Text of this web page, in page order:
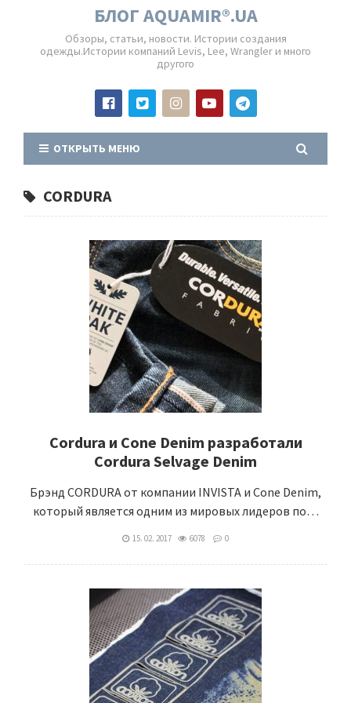
БЛОГ AQUAMIR®.UA
Обзоры, статьи, новости. Истории создания
одежды.Истории компаний Levis, Lee, Wrangler и много
другого
ОТКРЫТЬ МЕНЮ
CORDURA
Cordura и Cone Denim разработали
Cordura Selvage Denim
Брэнд CORDURA от компании INVISTA и Cone Denim,
который является одним из мировых лидеров по…
15. 02. 2017 6078 0